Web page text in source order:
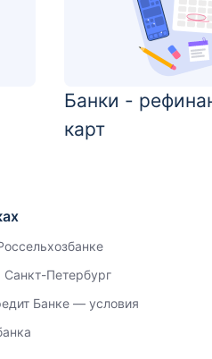
Банки -
карт
Санкт-Петербург
Банке — условия